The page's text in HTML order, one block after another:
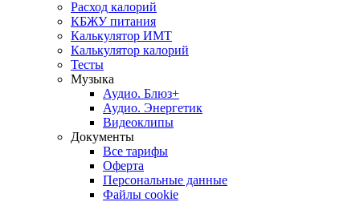
Расход калорий
КБЖУ питания
Калькулятор ИМТ
Калькулятор калорий
Тесты
Музыка
Аудио. Блюз+
Аудио. Энергетик
Видеоклипы
Документы
Все тарифы
Оферта
Персональные данные
Файлы cookie